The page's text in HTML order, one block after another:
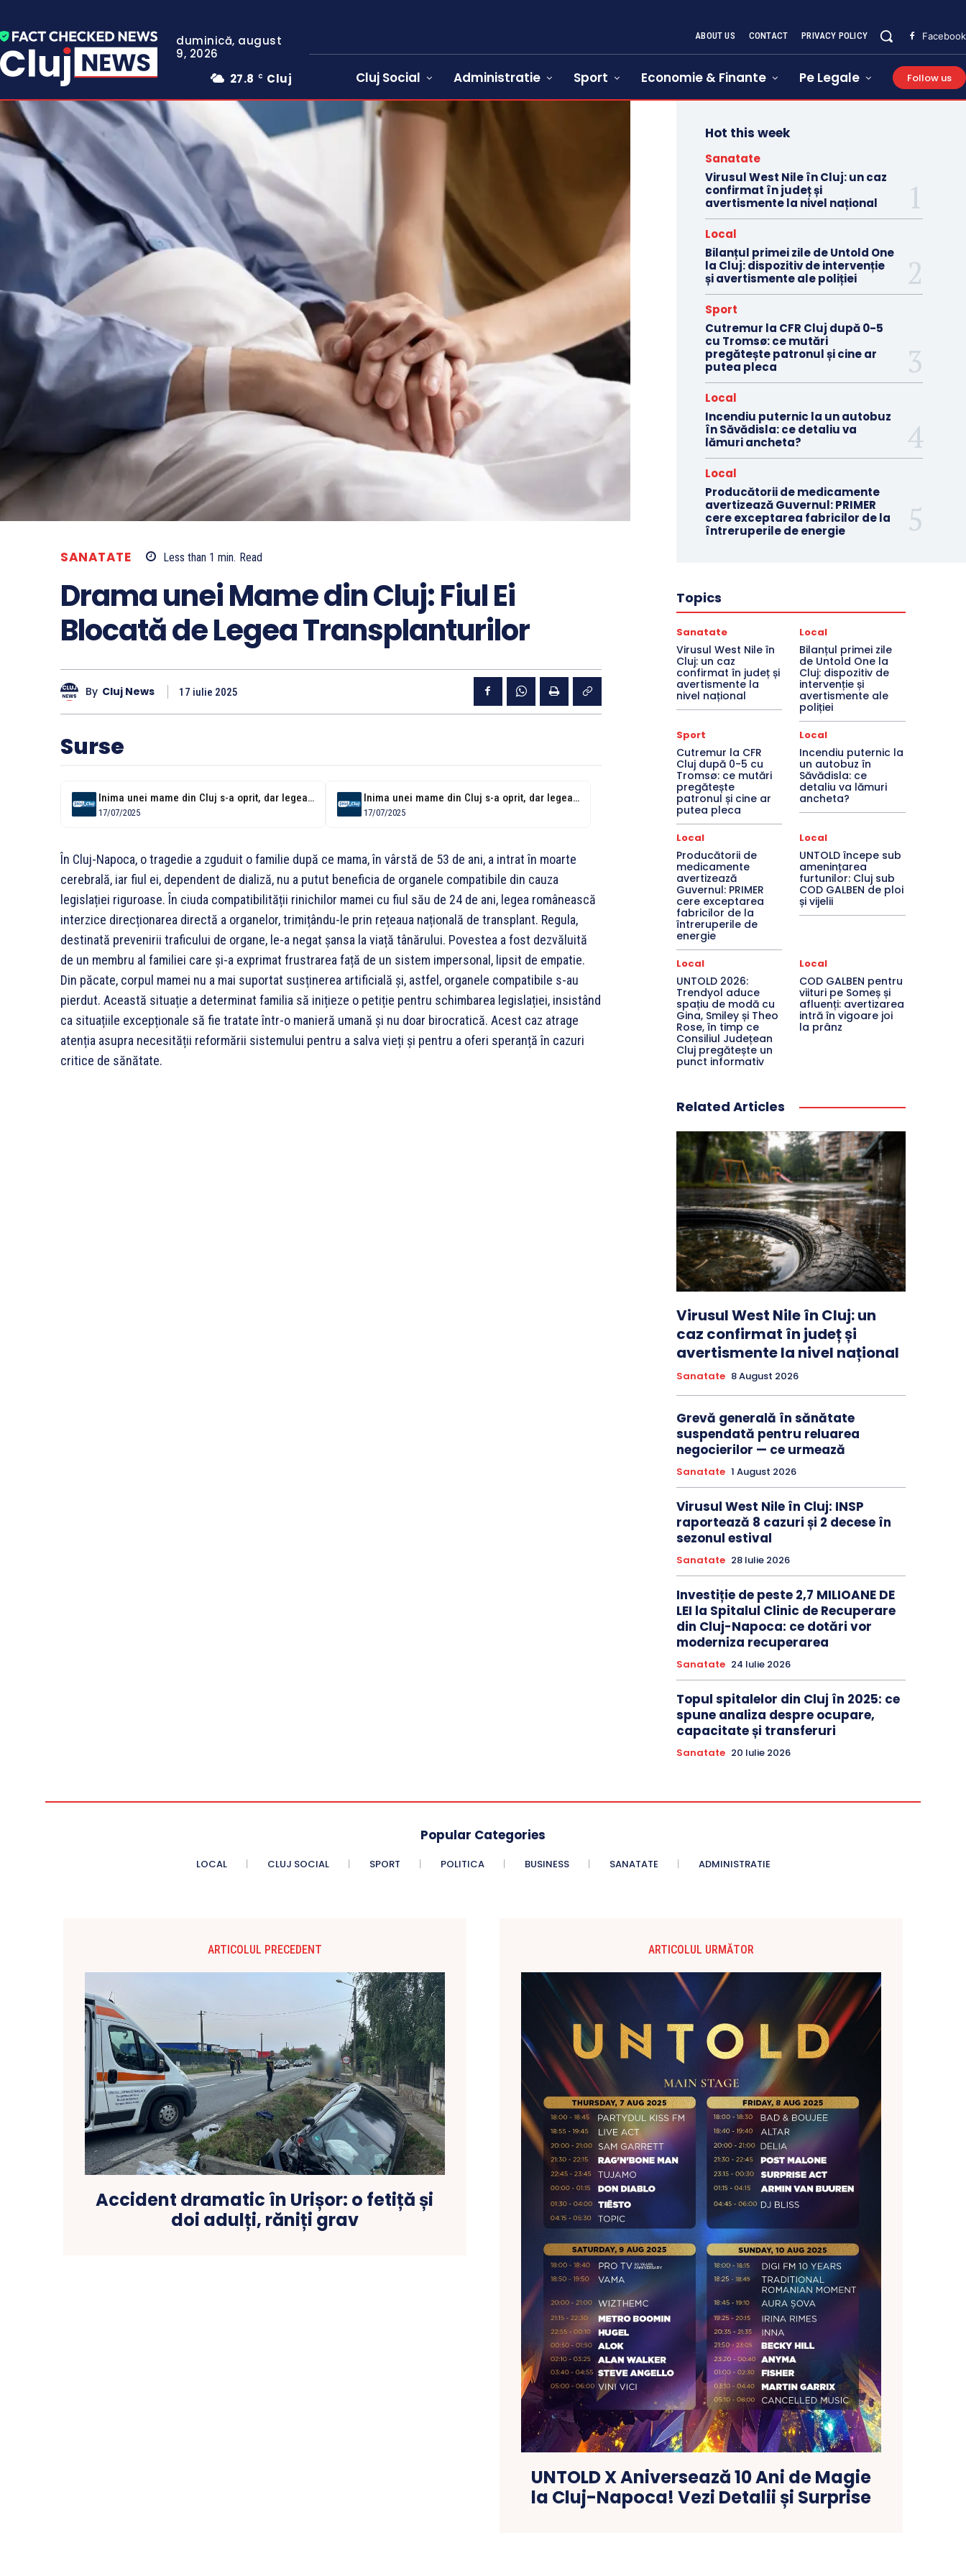
duminică, august
9, 2026
27.8
C Cluj
ABOUT US CONTACT PRIVACY POLICY Facebook
Cluj Social Administratie Sport Economie & Finante Pe Legale Follow us
SANATATE Less than 1 min. Read
Drama unei Mame din Cluj: Fiul Ei
Blocată de Legea Transplanturilor
By Cluj News 17 iulie 2025
Surse
Inima unei mame din Cluj s-a oprit, dar legea n-a lăsat-o să-și...
17/07/2025
Inima unei mame din Cluj s-a oprit, dar legea i-a interzis să-și...
17/07/2025
În Cluj-Napoca, o tragedie a zguduit o familie după ce mama, în vârstă de 53 de ani, a intrat în moarte
cerebrală, iar fiul ei, dependent de dializă, nu a putut beneficia de organele compatibile din cauza
legislației riguroase. În ciuda compatibilității rinichilor mamei cu fiul său de 24 de ani, legea românească
interzice direcționarea directă a organelor, trimițându-le prin rețeaua națională de transplant. Regula,
destinată prevenirii traficului de organe, le-a negat șansa la viață tânărului. Povestea a fost dezvăluită
de un membru al familiei care și-a exprimat frustrarea față de un sistem impersonal, lipsit de empatie.
Din păcate, corpul mamei nu a mai suportat susținerea artificială și, astfel, organele compatibile s-au
pierdut. Această situație a determinat familia să inițieze o petiție pentru schimbarea legislației, insistând
ca situațiile excepționale să fie tratate într-o manieră umană și nu doar birocratică. Acest caz atrage
atenția asupra necesității reformării sistemului pentru a salva vieți și pentru a oferi speranță în cazuri
critice de sănătate.
Hot this week
Sanatate
Virusul West Nile în Cluj: un caz
confirmat în județ și
avertismente la nivel național
Local
Bilanțul primei zile de Untold One
la Cluj: dispozitiv de intervenție
și avertismente ale poliției
Sport
Cutremur la CFR Cluj după 0-5
cu Tromsø: ce mutări
pregătește patronul și cine ar
putea pleca
Local
Incendiu puternic la un autobuz
în Săvădisla: ce detaliu va
lămuri ancheta?
Local
Producătorii de medicamente
avertizează Guvernul: PRIMER
cere exceptarea fabricilor de la
întreruperile de energie
Topics
Sanatate
Virusul West Nile în
Cluj: un caz
confirmat în județ și
avertismente la
nivel național
Local
Bilanțul primei zile
de Untold One la
Cluj: dispozitiv de
intervenție și
avertismente ale
poliției
Sport
Cutremur la CFR
Cluj după 0-5 cu
Tromsø: ce mutări
pregătește
patronul și cine ar
putea pleca
Local
Incendiu puternic la
un autobuz în
Săvădisla: ce
detaliu va lămuri
ancheta?
Local
Producătorii de
medicamente
avertizează
Guvernul: PRIMER
cere exceptarea
fabricilor de la
întreruperile de
energie
Local
UNTOLD începe sub
amenințarea
furtunilor: Cluj sub
COD GALBEN de ploi
și vijelii
Local
UNTOLD 2026:
Trendyol aduce
spațiu de modă cu
Gina, Smiley și Theo
Rose, în timp ce
Consiliul Județean
Cluj pregătește un
punct informativ
Local
COD GALBEN pentru
viituri pe Someș și
afluenți: avertizarea
intră în vigoare joi
la prânz
Related Articles
Virusul West Nile în Cluj: un
caz confirmat în județ și
avertismente la nivel național
Sanatate 8 August 2026
Grevă generală în sănătate
suspendată pentru reluarea
negocierilor — ce urmează
Sanatate 1 August 2026
Virusul West Nile în Cluj: INSP
raportează 8 cazuri și 2 decese în
sezonul estival
Sanatate 28 Iulie 2026
Investiție de peste 2,7 MILIOANE DE
LEI la Spitalul Clinic de Recuperare
din Cluj-Napoca: ce dotări vor
moderniza recuperarea
Sanatate 24 Iulie 2026
Topul spitalelor din Cluj în 2025: ce
spune analiza despre ocupare,
capacitate și transferuri
Sanatate 20 Iulie 2026
Popular Categories
LOCAL CLUJ SOCIAL SPORT POLITICA BUSINESS SANATATE ADMINISTRATIE
ARTICOLUL PRECEDENT
Accident dramatic în Urișor: o fetiță și
doi adulți, răniți grav
ARTICOLUL URMĂTOR
UNTOLD X Aniversează 10 Ani de Magie
la Cluj-Napoca! Vezi Detalii și Surprise